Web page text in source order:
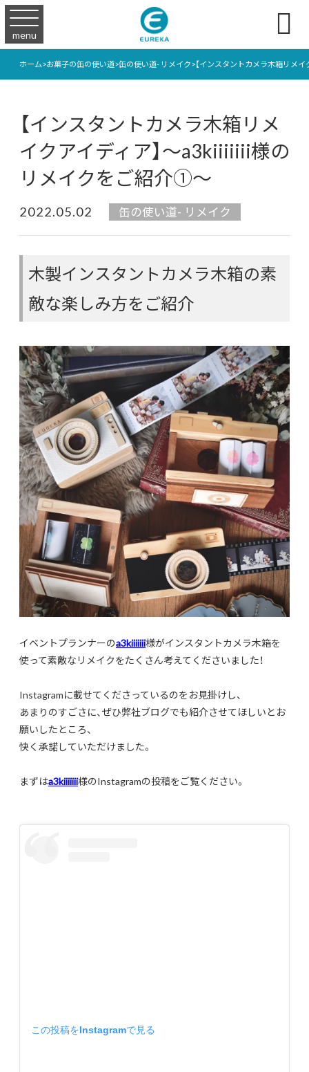
menu 
ホーム>お菓子の缶の使い道>缶の使い道- リメイク>【インスタントカメラ木箱リメ
【インスタントカメラ木箱リメ
イクアイディア】～a3kiiiiiii様の
リメイクをご紹介①～
2022.05.02 缶の使い道- リメイク
木製インスタントカメラ木箱の素
敵な楽しみ方をご紹介
イベントプランナーのa3kiiiiiii様がインスタントカメラ木箱を
使って素敵なリメイクをたくさん考えてくださいました！
Instagramに載せてくださっているのをお見掛けし、
あまりのすごさに、ぜひ弊社ブログでも紹介させてほしいとお
願いしたところ、
快く承諾していただけました。
まずはa3kiiiiiii様のInstagramの投稿をご覧ください。
この投稿をInstagramで見る